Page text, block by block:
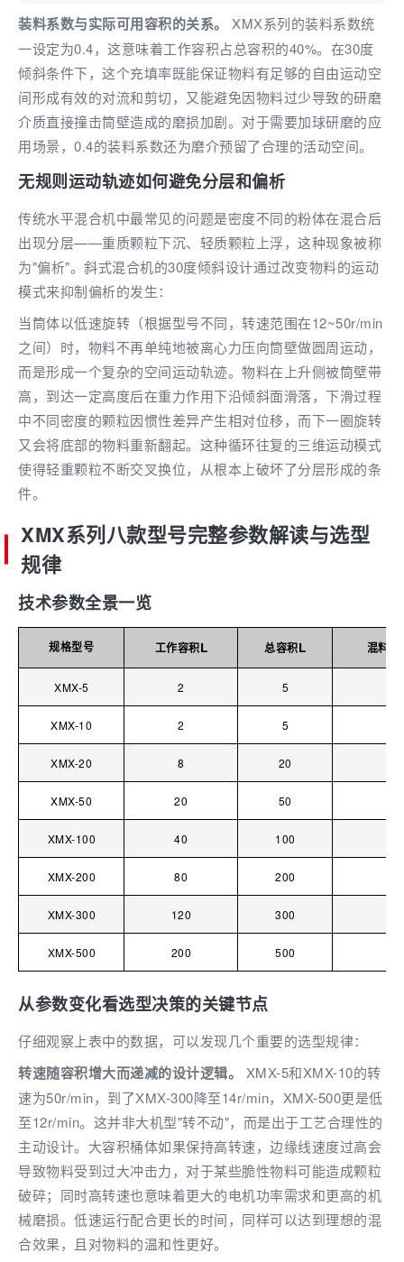
装料系数与实际可用容积的关系。
XMX系列的装料系数统
一设定为0.4，这意味着工作容积占总容积的40%。在30度
倾斜条件下，这个充填率既能保证物料有足够的自由运动空
间形成有效的对流和剪切，又能避免因物料过少导致的研磨
介质直接撞击筒壁造成的磨损加剧。对于需要加球研磨的应
用场景，0.4的装料系数还为磨介预留了合理的活动空间。
无规则运动轨迹如何避免分层和偏析
传统水平混合机中最常见的问题是密度不同的粉体在混合后
出现分层——重质颗粒下沉、轻质颗粒上浮，这种现象被称
为"偏析"。斜式混合机的30度倾斜设计通过改变物料的运动
模式来抑制偏析的发生：
当筒体以低速旋转（根据型号不同，转速范围在12~50r/min
之间）时，物料不再单纯地被离心力压向筒壁做圆周运动，
而是形成一个复杂的空间运动轨迹。物料在上升侧被筒壁带
高，到达一定高度后在重力作用下沿倾斜面滑落，下滑过程
中不同密度的颗粒因惯性差异产生相对位移，而下一圈旋转
又会将底部的物料重新翻起。这种循环往复的三维运动模式
使得轻重颗粒不断交叉换位，从根本上破坏了分层形成的条
件。
XMX系列八款型号完整参数解读与选型
规律
技术参数全景一览
规格型号 工作容积L 总容积L 混料功
XMX-5 2 5
XMX-10 2 5
XMX-20 8 20
XMX-50 20 50
XMX-100 40 100
XMX-200 80 200
XMX-300 120 300
XMX-500 200 500
从参数变化看选型决策的关键节点
仔细观察上表中的数据，可以发现几个重要的选型规律：
转速随容积增大而递减的设计逻辑。
XMX-5和XMX-10的转
速为50r/min，到了XMX-300降至14r/min，XMX-500更是低
至12r/min。这并非大机型"转不动"，而是出于工艺合理性的
主动设计。大容积桶体如果保持高转速，边缘线速度过高会
导致物料受到过大冲击力，对于某些脆性物料可能造成颗粒
破碎；同时高转速也意味着更大的电机功率需求和更高的机
械磨损。低速运行配合更长的时间，同样可以达到理想的混
合效果，且对物料的温和性更好。